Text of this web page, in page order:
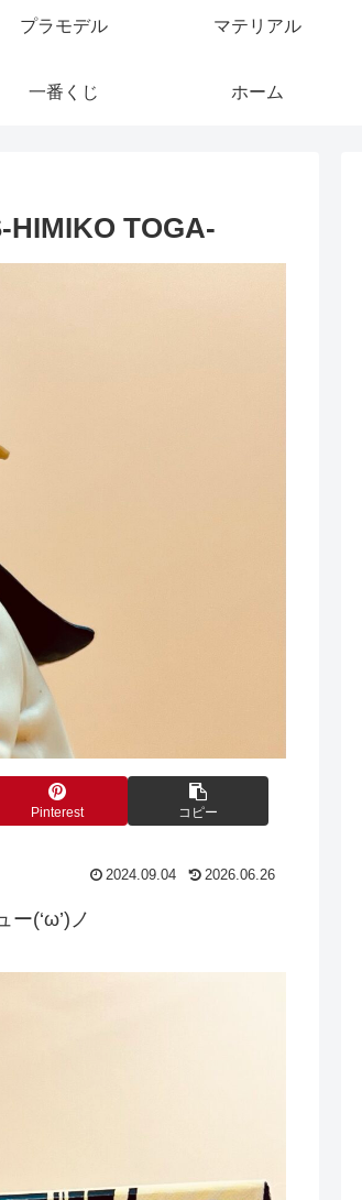
プラモデル マテリアル
一番くじ ホーム
TOGA-
Pinterest コピー
2024.09.04 2026.06.26
(‘ω’)ノ